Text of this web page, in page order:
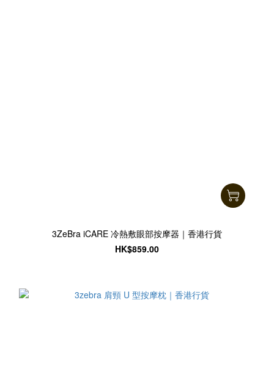
3ZeBra iCARE 冷熱敷眼部按摩器｜香港行貨
HK$859.00